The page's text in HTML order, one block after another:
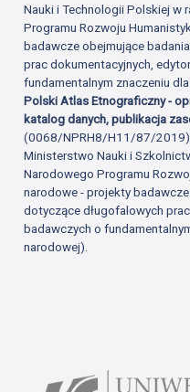
Nauki i Technologii Polskiej w
Programu Rozwoju
badawcze obejmujące
prac dokumentacyjnych,
fundamentalnym znaczeniu
Polski Atlas Etnograficzny -
katalog danych, publikacja
(0068/NPRH8/H11/87/
Ministerstwo Nauki i
Narodowego Programu
narodowe - projekty
dotyczące długofalowych
badawczych o
narodowej).